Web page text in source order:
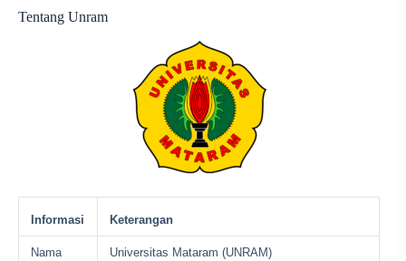
Tentang Unram
Informasi Keterangan
Nama Universitas Mataram (UNRAM)